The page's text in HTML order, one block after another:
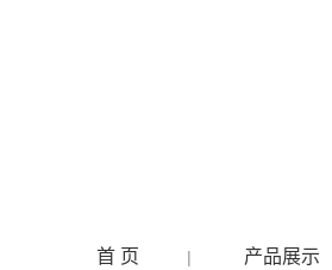
首 页 | 产品展示